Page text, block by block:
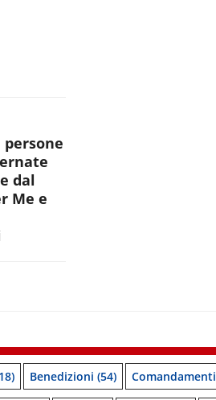
persone
dal
Me e
Benedizioni (54) Comandamenti